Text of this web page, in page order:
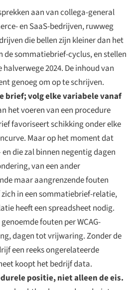
aan van collega-general
en SaaS-bedrijven, ruwweg
die bellen zijn kleiner dan het
de sommatiebrief-cyclus, en stellen
2024. De inhoud van
genoeg om op te schrijven.
brief; volg elke variabele vanaf
het voeren van een procedure
favoriseert schikking onder elke
Maar op het moment dat
die zal binnen negentig dagen
van een ander
maar aangrenzende fouten
in een sommatiebrief-relatie,
heeft een spreadsheet nodig.
fouten per WCAG-
dagen tot vrijwaring. Zonder de
een reeks ongerelateerde
koopt het bedrijf data.
positie, niet alleen de eis.